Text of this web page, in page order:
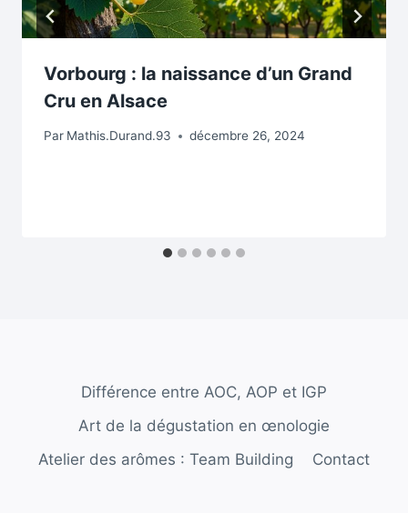
Vorbourg : la naissance d’un Grand
Cru en Alsace
Par Mathis.Durand.93 décembre 26, 2024
Différence entre AOC, AOP et IGP
Art de la dégustation en œnologie
Atelier des arômes : Team Building
Contact